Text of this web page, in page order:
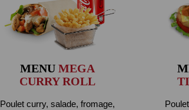
MENU MEGA
CURRY ROLL
Poulet curry, salade, fromage,